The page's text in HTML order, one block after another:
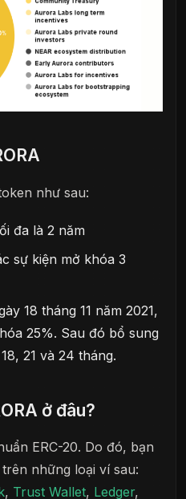
như sau:
đa là 2 năm
sự kiện mở khóa 3
18 tháng 11 năm 2021,
25%. Sau đó bổ sung
21 và 24 tháng.
ở đâu?
ERC-20. Do đó, bạn
những loại ví sau:
, Trust Wallet, Ledger,